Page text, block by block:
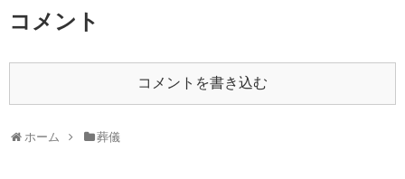
コメント
コメントを書き込む
ホーム 葬儀